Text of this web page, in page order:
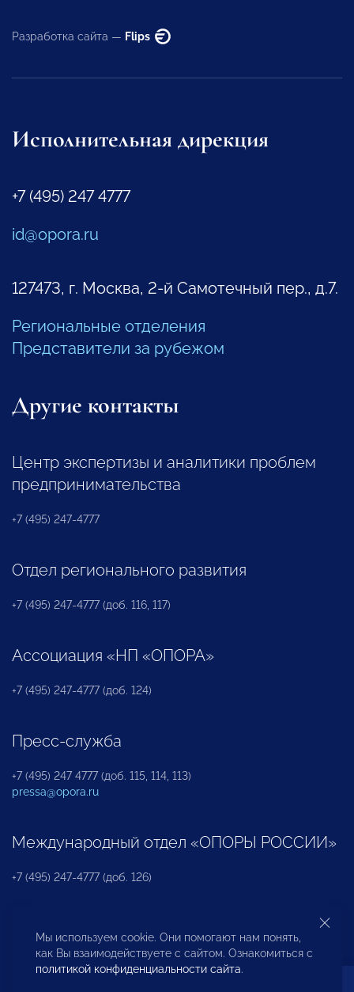
Разработка сайта — Flips
Исполнительная дирекция
+7 (495) 247 4777
id@opora.ru
127473, г. Москва, 2-й Самотечный пер., д.7.
Региональные отделения
Представители за рубежом
Другие контакты
Центр экспертизы и аналитики проблем
предпринимательства
+7 (495) 247-4777
Отдел регионального развития
+7 (495) 247-4777 (доб. 116, 117)
Ассоциация «НП «ОПОРА»
+7 (495) 247-4777 (доб. 124)
Пресс-служба
+7 (495) 247 4777 (доб. 115, 114, 113)
pressa@opora.ru
Международный отдел «ОПОРЫ РОССИИ»
+7 (495) 247-4777 (доб. 126)
Бюро по защите прав предпринимателей и
инвесторов
Мы используем cookie. Они помогают нам понять,
как Вы взаимодействуете с сайтом. Ознакомиться с
политикой конфиденциальности сайта.